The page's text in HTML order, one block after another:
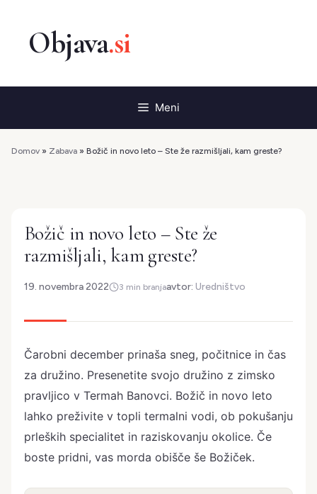
vsebino
Meni
Domov » Zabava » Božič in novo leto – Ste že razmišljali, kam greste?
Božič in novo leto – Ste že
razmišljali, kam greste?
19. novembra 2022 3 min branjaavtor: Uredništvo
Čarobni december prinaša sneg, počitnice in čas
za družino. Presenetite svojo družino z zimsko
pravljico v Termah Banovci. Božič in novo leto
lahko preživite v topli termalni vodi, ob pokušanju
prleških specialitet in raziskovanju okolice. Če
boste pridni, vas morda obišče še Božiček.